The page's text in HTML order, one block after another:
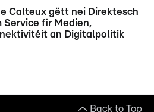
Calteux gëtt nei Direktesch
Service fir Medien,
an Digitalpolitik
Back to Top